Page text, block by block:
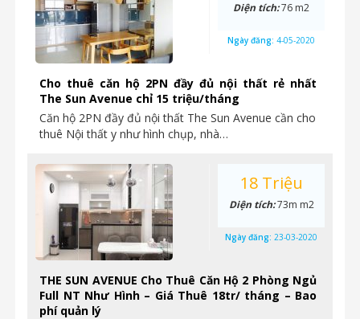
Cho thuê căn hộ 2PN đầy đủ nội thất rẻ nhất
The Sun Avenue chỉ 15 triệu/tháng
Căn hộ 2PN đầy đủ nội thất The Sun Avenue cần cho
thuê Nội thất y như hình chụp, nhà…
Diện tích:76 m2
Ngày đăng: 4-05-2020
THE SUN AVENUE Cho Thuê Căn Hộ 2 Phòng Ngủ
Full NT Như Hình – Giá Thuê 18tr/ tháng – Bao
phí quản lý
18 Triệu
Diện tích:73m m2
Ngày đăng: 23-03-2020